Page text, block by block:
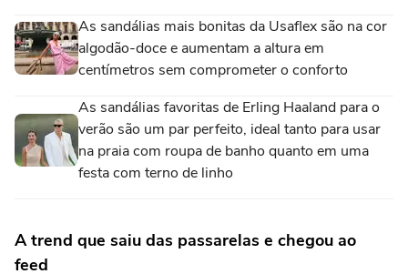
As sandálias mais bonitas da Usaflex são na cor
algodão-doce e aumentam a altura em
centímetros sem comprometer o conforto
As sandálias favoritas de Erling Haaland para o
verão são um par perfeito, ideal tanto para usar
na praia com roupa de banho quanto em uma
festa com terno de linho
A trend que saiu das passarelas e chegou ao
feed